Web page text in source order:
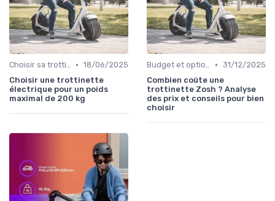
Choisir sa trottinette électrique • 18/06/2025
Choisir une trottinette
électrique pour un poids
maximal de 200 kg
Budget et options de prix • 31/12/2025
Combien coûte une
trottinette Zosh ? Analyse
des prix et conseils pour bien
choisir